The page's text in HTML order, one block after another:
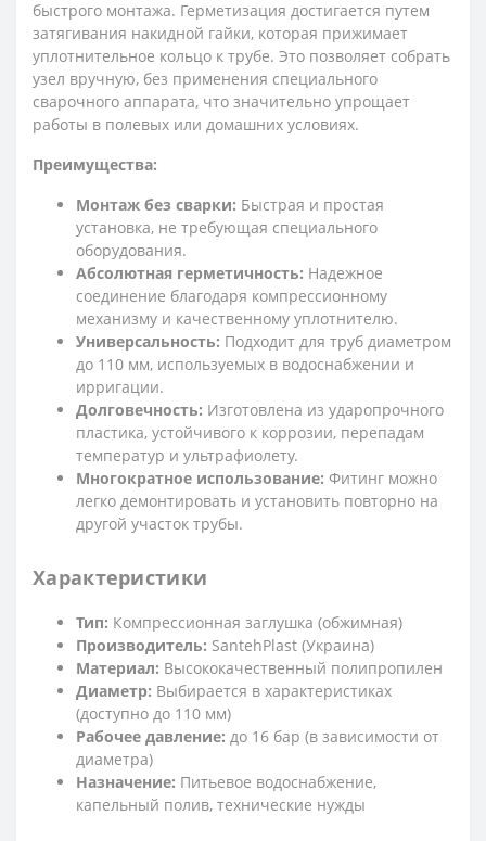
быстрого монтажа. Герметизация достигается путем
затягивания накидной гайки, которая прижимает
уплотнительное кольцо к трубе. Это позволяет собрать
узел вручную, без применения специального
сварочного аппарата, что значительно упрощает
работы в полевых или домашних условиях.
Преимущества:
Монтаж без сварки: Быстрая и простая
установка, не требующая специального
оборудования.
Абсолютная герметичность: Надежное
соединение благодаря компрессионному
механизму и качественному уплотнителю.
Универсальность: Подходит для труб диаметром
до 110 мм, используемых в водоснабжении и
ирригации.
Долговечность: Изготовлена из ударопрочного
пластика, устойчивого к коррозии, перепадам
температур и ультрафиолету.
Многократное использование: Фитинг можно
легко демонтировать и установить повторно на
другой участок трубы.
Характеристики
Тип: Компрессионная заглушка (обжимная)
Производитель: SantehPlast (Украина)
Материал: Высококачественный полипропилен
Диаметр: Выбирается в характеристиках
(доступно до 110 мм)
Рабочее давление: до 16 бар (в зависимости от
диаметра)
Назначение: Питьевое водоснабжение,
капельный полив, технические нужды